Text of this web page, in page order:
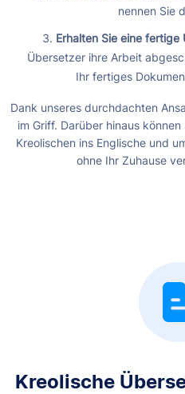
nennen Sie
Erhalten Sie eine fertige
Übersetzer ihre Arbeit
Ihr fertiges
Dank unseres durchdachten
im Griff. Darüber hinaus
Kreolischen ins Englische und
ohne Ihr Zuhause
Kreolische